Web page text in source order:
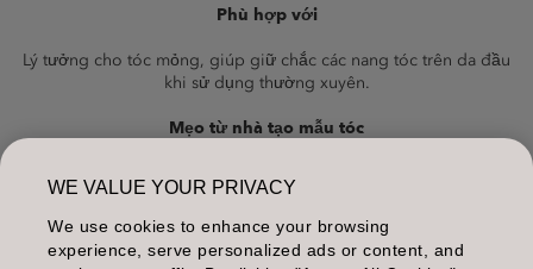
Phù hợp với
Lý tưởng cho tóc mỏng, giúp giữ chắc các nang tóc trên da đầu
khi sử dụng thường xuyên.
Mẹo từ nhà tạo mẫu tóc
tổng thể của mái tóc mỏng.
Bao bì
WE VALUE YOUR PRIVACY
We use cookies to enhance your browsing
experience, serve personalized ads or content, and